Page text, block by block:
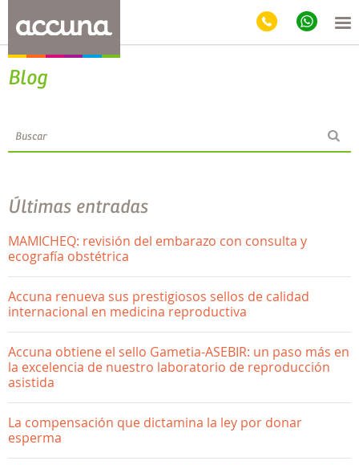
Blog
Últimas entradas
MAMICHEQ: revisión del embarazo con consulta y
ecografía obstétrica
Accuna renueva sus prestigiosos sellos de calidad
internacional en medicina reproductiva
Accuna obtiene el sello Gametia-ASEBIR: un paso más en
la excelencia de nuestro laboratorio de reproducción
asistida
La compensación que dictamina la ley por donar
esperma